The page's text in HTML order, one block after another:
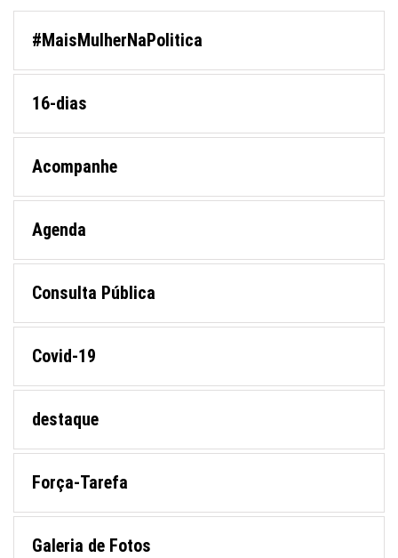
#MaisMulherNaPolitica
16-dias
Acompanhe
Agenda
Consulta Pública
Covid-19
destaque
Força-Tarefa
Galeria de Fotos